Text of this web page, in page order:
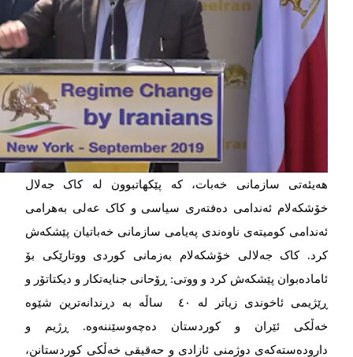
هه‌‌‌یئه‌‌‌تی سازمانی خه‌‌‌بات، که‌‌‌ پێکهاتبوون له‌‌‌ کاک جه‌‌‌لال
خۆشکه‌‌‌لام ئه‌‌‌ندامی ده‌‌‌فته‌‌‌ری سیاسی و کاک عه‌‌‌لی به‌‌‌هرامی
ئه‌‌‌ندامی کومیته‌‌‌ی ناوه‌‌‌ندی په‌‌‌یامی سازمانی خه‌‌‌باتیان پێشکه‌‌‌ش
کرد. کاک جه‌‌‌لالی خۆشکه‌‌‌لام به‌‌‌زمانی کوردی ووتارێکی بۆ
ئاماده‌‌‌بوان پێشکه‌‌‌ش کرد و ووتی: ڕۆحانی جنایه‌‌‌تکار و دیکتاتۆر و
ڕێژیمی ئاخوندی زیاتر له‌‌‌ ٤٠ ساڵه‌‌‌ به‌‌‌ دڕندانه‌‌‌ترین شێوه‌‌‌
خه‌‌‌ڵکی ئێران و کوردستان ده‌‌‌چه‌‌‌وسێننه‌‌‌وه‌‌‌. ڕژیم و
داروده‌‌‌سته‌‌‌که‌‌‌ی دوژمنی ئازادی و حه‌‌‌قیقی خه‌‌‌ڵکی کوردستانن،